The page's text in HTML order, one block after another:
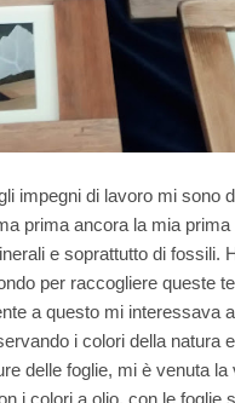
impegni di lavoro mi sono
prima ancora la mia
e soprattutto di fossili.
per raccogliere queste
a questo mi interessava
i colori della natura
delle foglie, mi è venuta la
i colori a olio, con le foglie